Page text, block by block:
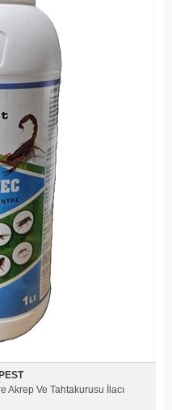
Akrep Ve Tahtakurusu İlacı